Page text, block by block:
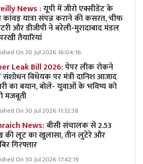
News :यूपी में जीरो एक्सीडेंट के
कांवड़ यात्रा संपन्न कराने की कसरत, चीफ
और डीजीपी ने बरेली-मुरादाबाद मंडल
तैयारियां
On 30 Jul 2026 16:04:16
Leak Bill 2026:पेपर लीक रोकने
संशोधन विधेयक पर मंत्री दानिश आजाद
का बयान, बोले- युवाओं के भविष्य को
मजबूती
On 30 Jul 2026 11:32:38
News:बीसी संचालक से 2.53
की लूट का खुलासा, तीन लुटेरे और
गिरफ्तार
On 30 Jul 2026 17:42:19